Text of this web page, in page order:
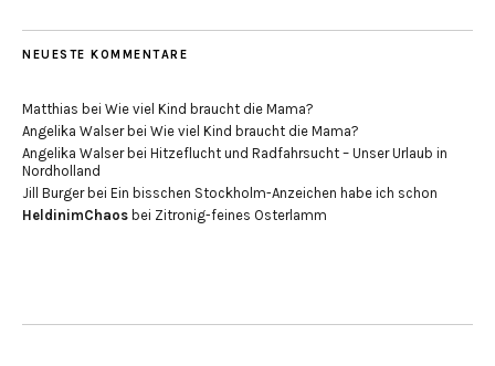
NEUESTE KOMMENTARE
Matthias bei Wie viel Kind braucht die Mama?
Angelika Walserbei Wie viel Kind braucht die Mama?
Angelika Walserbei Hitzeflucht und Radfahrsucht – Unser Urlaub in
Nordholland
Jill Burgerbei Ein bisschen Stockholm-Anzeichen habe ich schon
HeldinimChaos bei Zitronig-feines Osterlamm